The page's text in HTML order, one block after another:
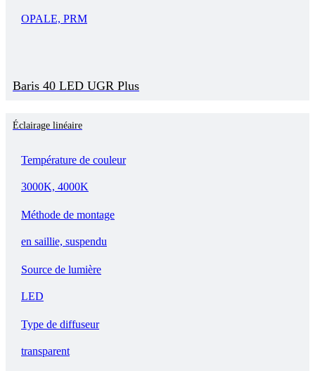
OPALE, PRM
Baris 40 LED UGR Plus
Éclairage linéaire
Température de couleur
3000K, 4000K
Méthode de montage
en saillie, suspendu
Source de lumière
LED
Type de diffuseur
transparent